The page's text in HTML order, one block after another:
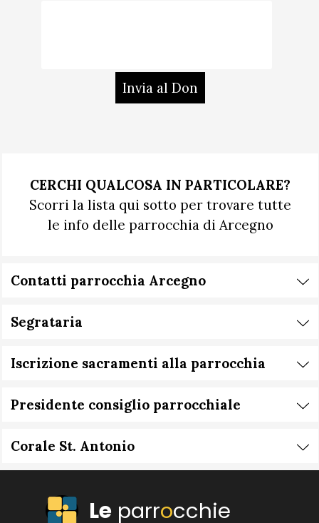
CERCHI QUALCOSA IN PARTICOLARE?
Scorri la lista qui sotto per trovare tutte
le info delle parrocchia di Arcegno
Contatti parrocchia Arcegno
Segrataria
Iscrizione sacramenti alla parrocchia
Presidente consiglio parrocchiale
Corale St. Antonio
Le parrocchie